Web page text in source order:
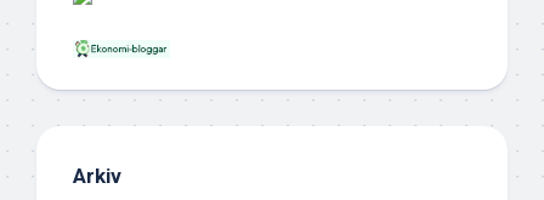
Arkiv